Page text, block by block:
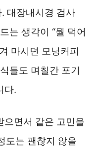
대장내시경 검사
는 생각이 “뭘 먹어
마시던 모닝커피
들도 며칠간 포기
다.
으면서 같은 고민을
도는 괜찮지 않을